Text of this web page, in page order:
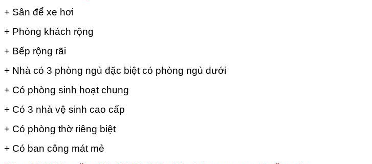
+ Sân để xe hơi
+ Phòng khách rộng
+ Bếp rộng rãi
+ Nhà có 3 phòng ngủ đặc biệt có phòng ngủ dưới
+ Có phòng sinh hoạt chung
+ Có 3 nhà vệ sinh cao cấp
+ Có phòng thờ riêng biệt
+ Có ban công mát mẻ